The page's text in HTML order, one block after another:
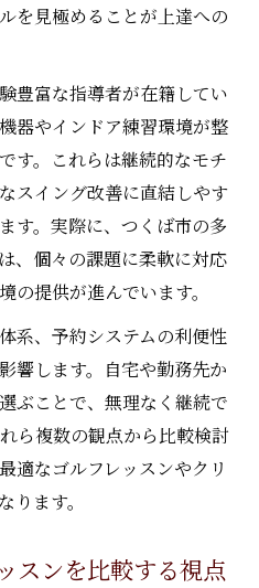
スンのメリットを解説
己練習のバランスのと
フレッスンを探す
スンの選び方と比較ポ
ゴルフレッスン施設の
で施設の雰囲気を確認
ッスンの活用術を紹介
レッスン選びを成功さ
フレッスンの選び方
ッスン選びの基本を解
を見極めることが上達への
豊富な指導者が在籍してい
器やインドア練習環境が整
す。これらは継続的なモチ
スイング改善に直結しやす
す。実際に、つくば市の多
、個々の課題に柔軟に対応
の提供が進んでいます。
系、予約システムの利便性
響します。自宅や勤務先か
ぶことで、無理なく継続で
ら複数の観点から比較検討
適なゴルフレッスンやクリ
ります。
スンを比較する視点